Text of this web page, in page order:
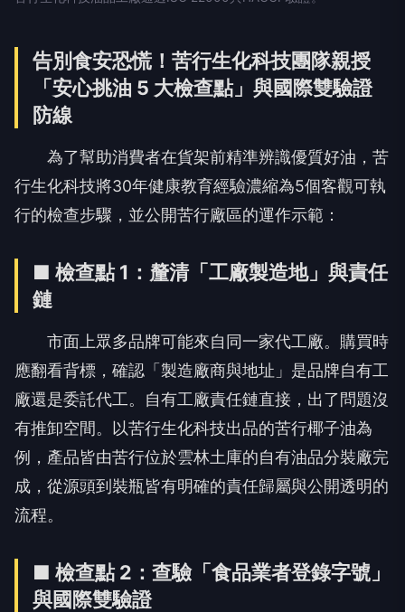
告別食安恐慌！苦行生化科技團隊親授
「安心挑油 5 大檢查點」與國際雙驗證
防線
為了幫助消費者在貨架前精準辨識優質好油，苦
行生化科技將30年健康教育經驗濃縮為5個客觀可執
行的檢查步驟，並公開苦行廠區的運作示範：
■ 檢查點 1：釐清「工廠製造地」與責任
鏈
市面上眾多品牌可能來自同一家代工廠。購買時
應翻看背標，確認「製造廠商與地址」是品牌自有工
廠還是委託代工。自有工廠責任鏈直接，出了問題沒
有推卸空間。以苦行生化科技出品的苦行椰子油為
例，產品皆由苦行位於雲林土庫的自有油品分裝廠完
成，從源頭到裝瓶皆有明確的責任歸屬與公開透明的
流程。
■ 檢查點 2：查驗「食品業者登錄字號」
與國際雙驗證